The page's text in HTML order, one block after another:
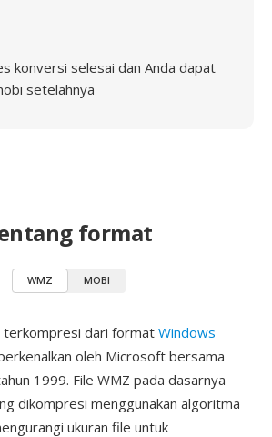
konversi selesai dan Anda dapat
setelahnya
format
WMZ MOBI
terkompresi dari format Windows
oleh Microsoft bersama
1999. File WMZ pada dasarnya
dikompresi menggunakan algoritma
ukuran file untuk